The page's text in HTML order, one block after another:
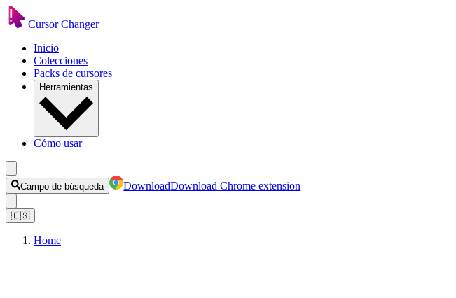
Cursor Changer
Inicio
Colecciones
Packs de cursores
Herramientas
Cómo usar
Campo de búsqueda DownloadDownload Chrome extension
🇪🇸
Home